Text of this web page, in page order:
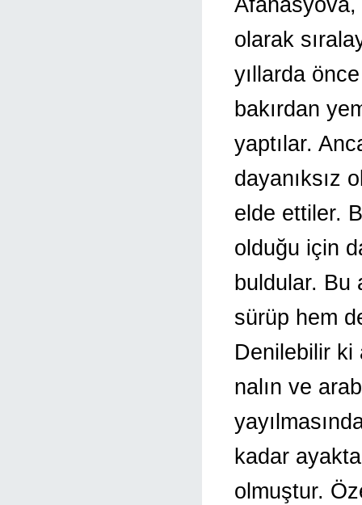
olarak
yıllarda
bakırdan
yaptılar.
dayanıksız
elde ettiler.
olduğu için
buldular. Bu
sürüp hem
Denilebilir ki
nalın ve
kadar
olmuştur.